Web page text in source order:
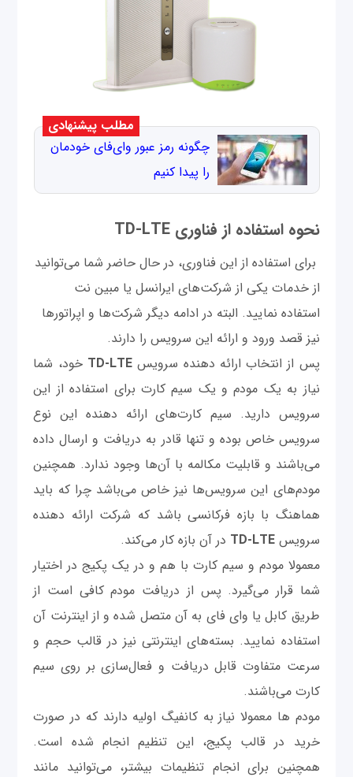
مطلب پیشنهادی
چگونه رمز عبور وای‌فای خودمان
را پیدا کنیم
نحوه استفاده از فناوریTD-LTE
برای استفاده از این فناوری، در حال حاضر شما می‌توانید
از خدمات یکی از شرکت‌های ایرانسل یا مبین نت
استفاده نمایید. البته در ادامه دیگر شرکت‌ها و اپراتورها
نیز قصد ورود و ارائه این سرویس را دارند.
پس از انتخاب ارائه دهنده سرویسTD-LTE خود، شما
نیاز به یک مودم و یک سیم کارت برای استفاده از این
سرویس دارید. سیم کارت‌های ارائه دهنده این نوع
سرویس خاص بوده و تنها قادر به دریافت و ارسال داده
می‌باشند و قابلیت مکالمه با آن‌ها وجود ندارد. همچنین
مودم‌های این سرویس‌ها نیز خاص می‌باشد چرا که باید
هماهنگ با بازه فرکانسی باشد که شرکت ارائه دهنده
سرویسTD-LTE در آن بازه کار می‌کند.
معمولا مودم و سیم کارت با هم و در یک پکیج در اختیار
شما قرار می‌گیرد. پس از دریافت مودم کافی است از
طریق کابل یا وای فای به آن متصل شده و از اینترنت آن
استفاده نمایید. بسته‌های اینترنتی نیز در قالب حجم و
سرعت متفاوت قابل دریافت و فعال‌سازی بر روی سیم
کارت می‌باشند.
مودم ها معمولا نیاز به کانفیگ اولیه دارند که در صورت
خرید در قالب پکیج، این تنظیم انجام شده است.
همچنین برای انجام تنظیمات بیشتر، می‌توانید مانند